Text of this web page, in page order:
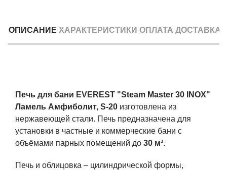
ОПИСАНИЕ ХАРАКТЕРИСТИКИ ОПЛАТА ДОСТАВКА
Печь для бани EVEREST "Steam Master 30 INOX"
Ламель Амфиболит, S-20 изготовлена из
нержавеющей стали. Печь предназначена для
установки в частные и коммерческие бани с
объёмами парных помещений до 30 м³.
Печь и облицовка – цилиндрической формы,